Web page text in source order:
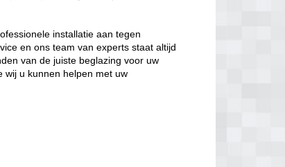
installatie aan tegen
en ons team van experts staat altijd
van de juiste beglazing voor uw
wij u kunnen helpen met uw